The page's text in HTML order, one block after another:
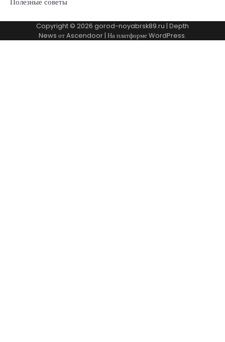
Copyright © 2026 gorod-noyabrsk89.ru | Depth
News отAscendoor | На платформеWordPress.